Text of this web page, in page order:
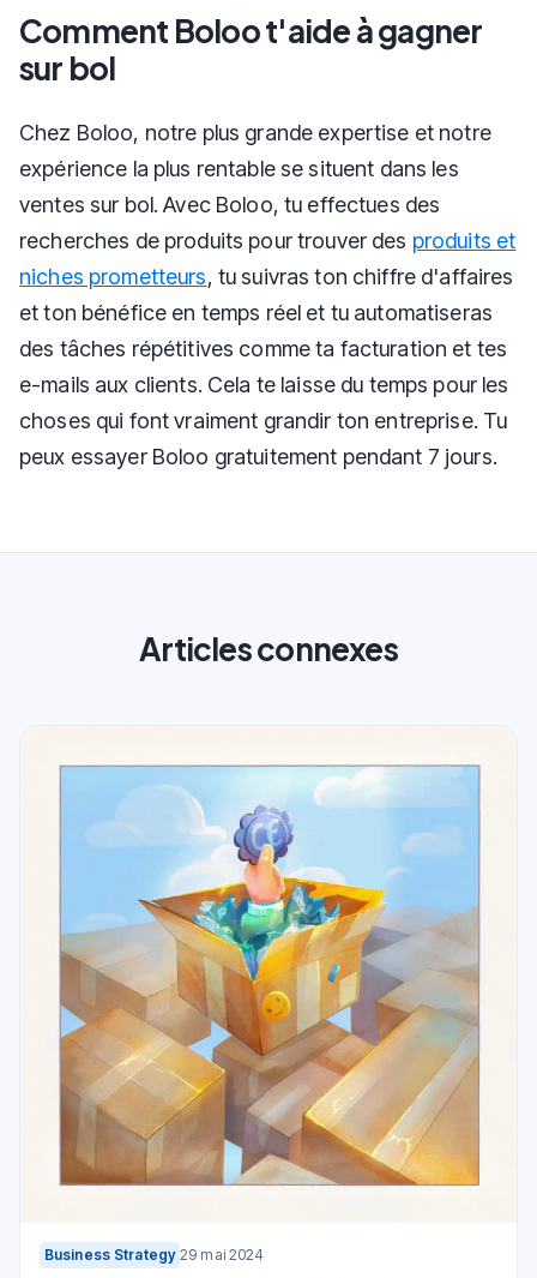
Comment Boloo t'aide à gagner
sur bol
Chez Boloo, notre plus grande expertise et notre
expérience la plus rentable se situent dans les
ventes sur bol. Avec Boloo, tu effectues des
recherches de produits pour trouver des produits et
niches prometteurs, tu suivras ton chiffre d'affaires
et ton bénéfice en temps réel et tu automatiseras
des tâches répétitives comme ta facturation et tes
e-mails aux clients. Cela te laisse du temps pour les
choses qui font vraiment grandir ton entreprise. Tu
peux essayer Boloo gratuitement pendant 7 jours.
Articles connexes
Business Strategy 29 mai 2024